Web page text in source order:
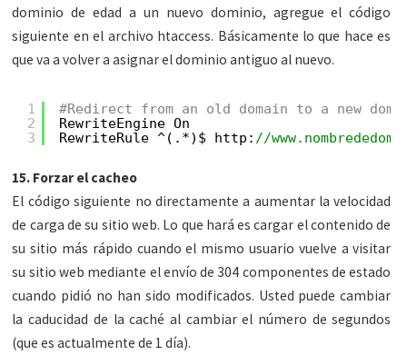
dominio de edad a un nuevo dominio, agregue el código
siguiente en el archivo htaccess. Básicamente lo que hace es
que va a volver a asignar el dominio antiguo al nuevo.
1
2
3
#Redirect from an old domain to a new
RewriteEngine On
RewriteRule ^(.*)$ http: //
15. Forzar el cacheo
El código siguiente no directamente a aumentar la velocidad
de carga de su sitio web. Lo que hará es cargar el contenido de
su sitio más rápido cuando el mismo usuario vuelve a visitar
su sitio web mediante el envío de 304 componentes de estado
cuando pidió no han sido modificados. Usted puede cambiar
la caducidad de la caché al cambiar el número de segundos
(que es actualmente de 1 día).